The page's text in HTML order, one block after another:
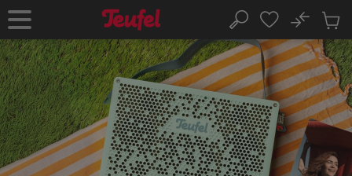
AL
Pagina
iniziale
Cerca
No
nel